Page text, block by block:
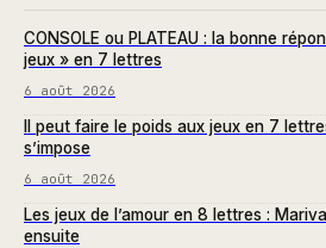
CONSOLE ou PLATEAU : la bonne
jeux » en 7 lettres
6 août 2026
Il peut faire le poids aux jeux en 7
s’impose
6 août 2026
Les jeux de l’amour en 8 lettres :
ensuite